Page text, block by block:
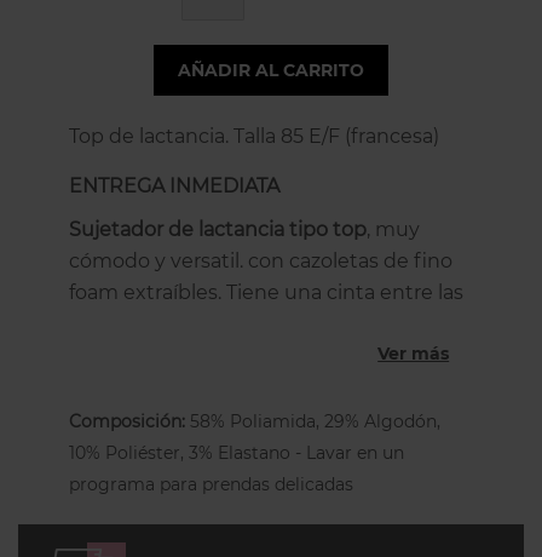
AÑADIR AL CARRITO
Top de lactancia. Talla 85 E/F (francesa)
ENTREGA INMEDIATA
Sujetador de lactancia tipo top, muy
cómodo y versatil. con cazoletas de fino
foam extraíbles. Tiene una cinta entre las
puedes llevarlo completamente estirado
muy fruncido para llevarlo más escotado.
Está hecho de algodón suave y viscosa,
es muy cómodo, suave y transpirable!
cambio de volumen del pecho durante el
Ver más
Composición: 58% Poliamida, 29% Algodón,
10% Poliéster, 3% Elastano - Lavar en un
programa para prendas delicadas